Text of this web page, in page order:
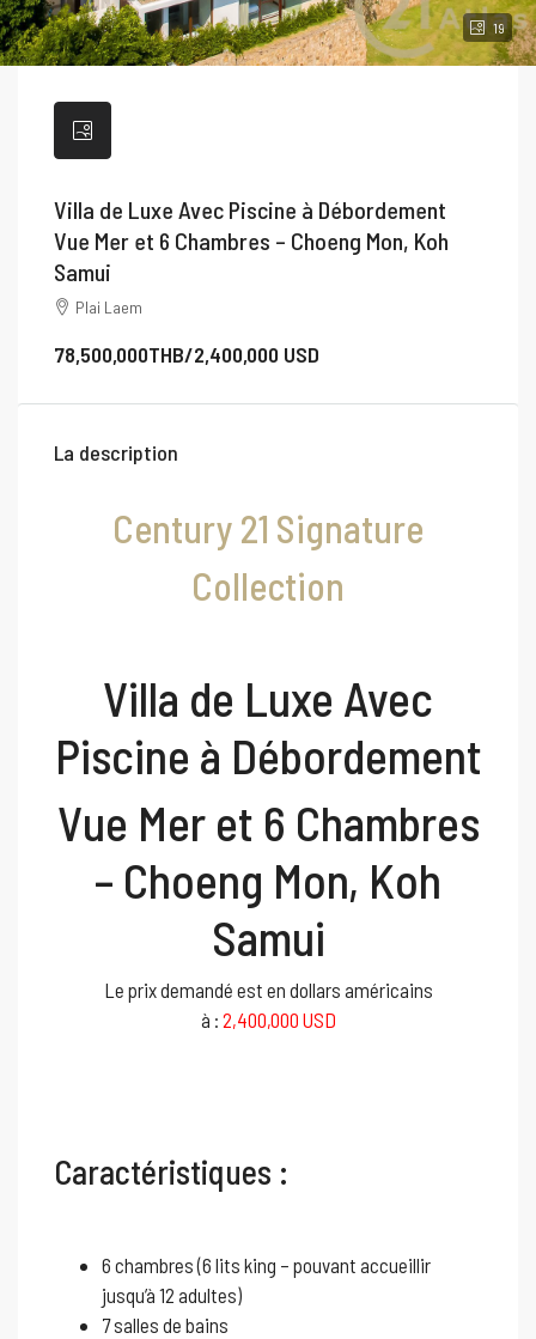
19
Villa de Luxe Avec Piscine à Débordement
Vue Mer et 6 Chambres – Choeng Mon, Koh
Samui
Plai Laem
78,500,000THB/2,400,000 USD
La description
Century 21 Signature
Collection
Villa de Luxe Avec
Piscine à Débordement
Vue Mer et 6 Chambres
– Choeng Mon, Koh
Samui
Le prix demandé est en dollars américains
à : 2,400,000 USD
Caractéristiques :
6 chambres (6 lits king – pouvant accueillir
jusqu’à 12 adultes)
7 salles de bains